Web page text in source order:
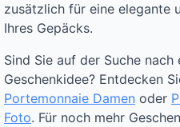
zusätzlich für eine elegante
Ihres Gepäcks.
Sind Sie auf der Suche nach
Geschenkidee? Entdecken
Portemonnaie Damen oder
Foto. Für noch mehr